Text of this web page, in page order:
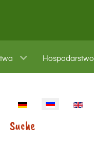
Hospodarstwo
Sprache auswählen
Suche